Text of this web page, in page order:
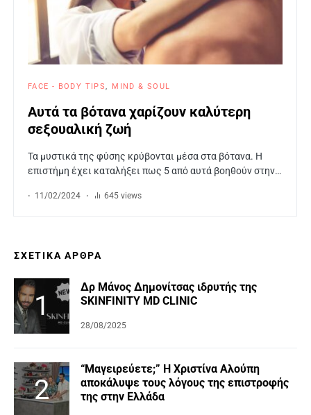
FACE - BODY TIPS MIND & SOUL
Αυτά τα βότανα χαρίζουν καλύτερη
σεξουαλική ζωή
Τα μυστικά της φύσης κρύβονται μέσα στα βότανα. Η
επιστήμη έχει καταλήξει πως 5 από αυτά βοηθούν στην…
11/02/2024 645 views
ΣΧΕΤΙΚΆ ΆΡΘΡΑ
Δρ Μάνος Δημονίτσας ιδρυτής της
SKINFINITY MD CLINIC
28/08/2025
“Μαγειρεύετε;” Η Χριστίνα Αλούπη
αποκάλυψε τους λόγους της επιστροφής
της στην Ελλάδα